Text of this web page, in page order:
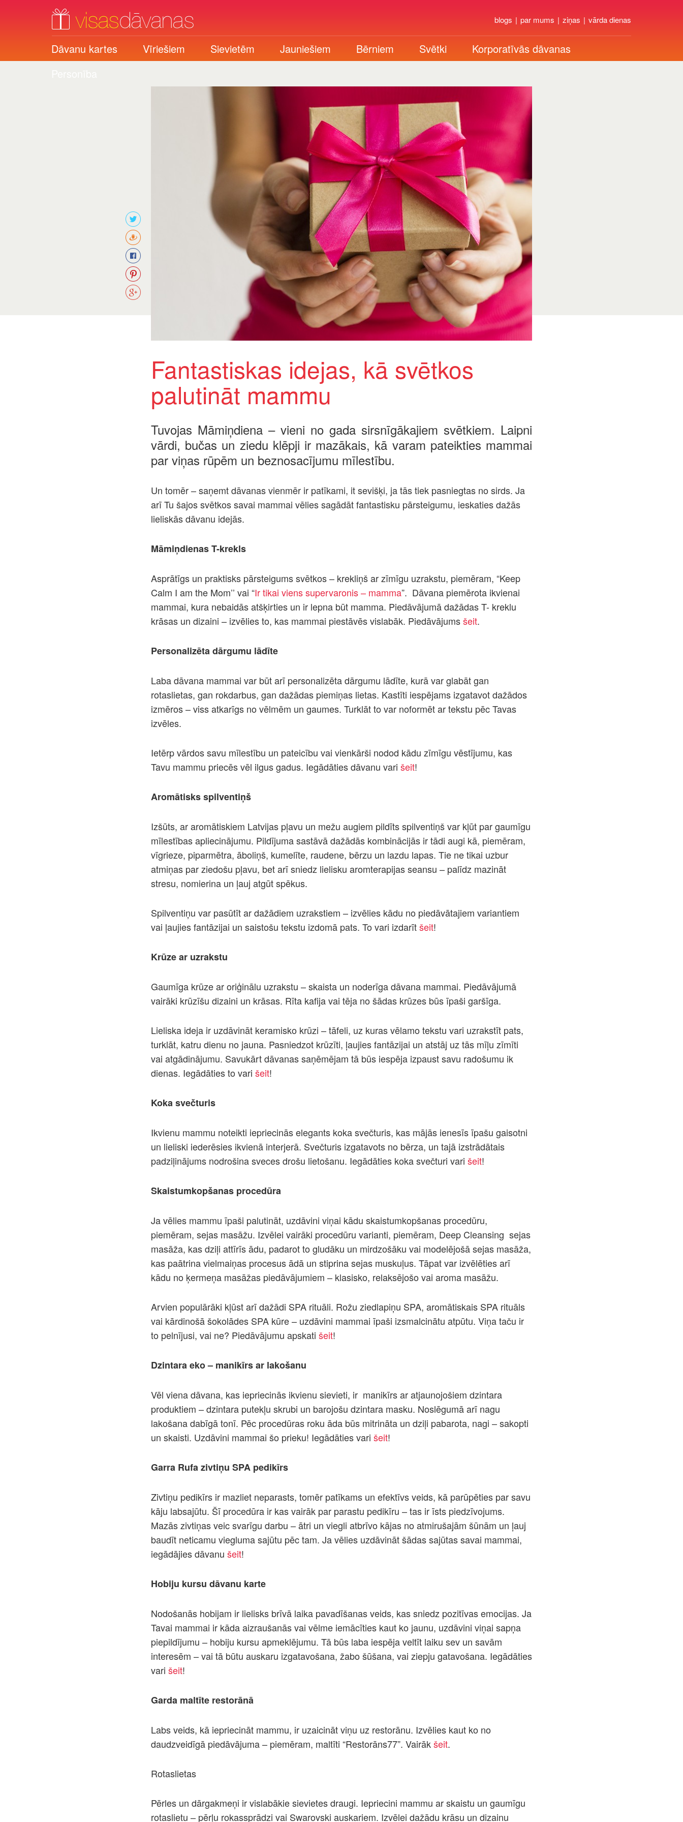
blogs par mums ziņas vārda dienas
Dāvanu kartes Vīriešiem Sievietēm Jauniešiem Bērniem Svētki
Korporatīvās dāvanas
Fantastiskas idejas, kā svētkos
palutināt mammu
Tuvojas Māmiņdiena – vieni no gada sirsnīgākajiem svētkiem. Laipni
vārdi, bučas un ziedu klēpji ir mazākais, kā varam pateikties mammai
par viņas rūpēm un beznosacījumu mīlestību.
Un tomēr – saņemt dāvanas vienmēr ir patīkami, it sevišķi, ja tās tiek pasniegtas no sirds. Ja
arī Tu šajos svētkos savai mammai vēlies sagādāt fantastisku pārsteigumu, ieskaties dažās
lieliskās dāvanu idejās.
Māmiņdienas T-krekls
Asprātīgs un praktisks pārsteigums svētkos – krekliņš ar zīmīgu uzrakstu, piemēram, “Keep
Calm I am the Mom’’ vai “Ir tikai viens supervaronis – mamma”. Dāvana piemērota ikvienai
mammai, kura nebaidās atšķirties un ir lepna būt mamma. Piedāvājumā dažādas T- kreklu
krāsas un dizaini – izvēlies to, kas mammai piestāvēs vislabāk. Piedāvājumsšeit.
Personalizēta dārgumu lādīte
Laba dāvana mammai var būt arī personalizēta dārgumu lādīte, kurā var glabāt gan
rotaslietas, gan rokdarbus, gan dažādas piemiņas lietas. Kastīti iespējams izgatavot dažādos
izmēros – viss atkarīgs no vēlmēm un gaumes. Turklāt to var noformēt ar tekstu pēc Tavas
izvēles.
Ietērp vārdos savu mīlestību un pateicību vai vienkārši nodod kādu zīmīgu vēstījumu, kas
Tavu mammu priecēs vēl ilgus gadus. Iegādāties dāvanu vari šeit!
Aromātisks spilventiņš
Izšūts, ar aromātiskiem Latvijas pļavu un mežu augiem pildīts spilventiņš var kļūt par gaumīgu
mīlestības apliecinājumu. Pildījuma sastāvā dažādās kombinācijās ir tādi augi kā, piemēram,
vīgrieze, piparmētra, āboliņš, kumelīte, raudene, bērzu un lazdu lapas. Tie ne tikai uzbur
atmiņas par ziedošu pļavu, bet arī sniedz lielisku aromterapijas seansu – palīdz mazināt
stresu, nomierina un ļauj atgūt spēkus.
Spilventiņu var pasūtīt ar dažādiem uzrakstiem – izvēlies kādu no piedāvātajiem variantiem
vai ļaujies fantāzijai un saistošu tekstu izdomā pats. To vari izdarītšeit!
Krūze ar uzrakstu
Gaumīga krūze ar oriģinālu uzrakstu – skaista un noderīga dāvana mammai. Piedāvājumā
vairāki krūzīšu dizaini un krāsas. Rīta kafija vai tēja no šādas krūzes būs īpaši garšīga.
Lieliska ideja ir uzdāvināt keramisko krūzi – tāfeli, uz kuras vēlamo tekstu vari uzrakstīt pats,
turklāt, katru dienu no jauna. Pasniedzot krūzīti, ļaujies fantāzijai un atstāj uz tās mīļu zīmīti
vai atgādinājumu. Savukārt dāvanas saņēmējam tā būs iespēja izpaust savu radošumu ik
dienas. Iegādāties to vari šeit!
Koka svečturis
Ikvienu mammu noteikti iepriecinās elegants koka svečturis, kas mājās ienesīs īpašu gaisotni
un lieliski iederēsies ikvienā interjerā. Svečturis izgatavots no bērza, un tajā izstrādātais
padziļinājums nodrošina sveces drošu lietošanu. Iegādāties koka svečturi vari šeit!
Skaistumkopšanas procedūra
Ja vēlies mammu īpaši palutināt, uzdāvini viņai kādu skaistumkopšanas procedūru,
piemēram, sejas masāžu. Izvēlei vairāki procedūru varianti, piemēram, Deep Cleansing sejas
masāža, kas dziļi attīrīs ādu, padarot to gludāku un mirdzošāku vai modelējošā sejas masāža,
kas paātrina vielmaiņas procesus ādā un stiprina sejas muskuļus. Tāpat var izvēlēties arī
kādu no ķermeņa masāžas piedāvājumiem – klasisko, relaksējošo vai aroma masāžu.
Arvien populārāki kļūst arī dažādi SPA rituāli. Rožu ziedlapiņu SPA, aromātiskais SPA rituāls
vai kārdinošā šokolādes SPA kūre – uzdāvini mammai īpaši izsmalcinātu atpūtu. Viņa taču ir
to pelnījusi, vai ne? Piedāvājumu apskati šeit!
Dzintara eko – manikīrs ar lakošanu
Vēl viena dāvana, kas iepriecinās ikvienu sievieti, ir manikīrs ar atjaunojošiem dzintara
produktiem – dzintara putekļu skrubi un barojošu dzintara masku. Noslēgumā arī nagu
lakošana dabīgā tonī. Pēc procedūras roku āda būs mitrināta un dziļi pabarota, nagi – sakopti
un skaisti. Uzdāvini mammai šo prieku! Iegādāties vari šeit!
Garra Rufa zivtiņu SPA pedikīrs
Zivtiņu pedikīrs ir mazliet neparasts, tomēr patīkams un efektīvs veids, kā parūpēties par savu
kāju labsajūtu. Šī procedūra ir kas vairāk par parastu pedikīru – tas ir īsts piedzīvojums.
Mazās zivtiņas veic svarīgu darbu – ātri un viegli atbrīvo kājas no atmirušajām šūnām un ļauj
baudīt neticamu viegluma sajūtu pēc tam. Ja vēlies uzdāvināt šādas sajūtas savai mammai,
iegādājies dāvanu šeit!
Hobiju kursu dāvanu karte
Nodošanās hobijam ir lielisks brīvā laika pavadīšanas veids, kas sniedz pozitīvas emocijas. Ja
Tavai mammai ir kāda aizraušanās vai vēlme iemācīties kaut ko jaunu, uzdāvini viņai sapņa
piepildījumu – hobiju kursu apmeklējumu. Tā būs laba iespēja veltīt laiku sev un savām
interesēm – vai tā būtu auskaru izgatavošana, žabo šūšana, vai ziepju gatavošana. Iegādāties
vari šeit!
Garda maltīte restorānā
Labs veids, kā iepriecināt mammu, ir uzaicināt viņu uz restorānu. Izvēlies kaut ko no
daudzveidīgā piedāvājuma – piemēram, maltīti “Restorāns77”. Vairākšeit.
Rotaslietas
Pērles un dārgakmeņi ir vislabākie sievietes draugi. Iepriecini mammu ar skaistu un gaumīgu
rotaslietu – pērļu rokassprādzi vai Swarovski auskariem. Izvēlei dažādu krāsu un dizainu